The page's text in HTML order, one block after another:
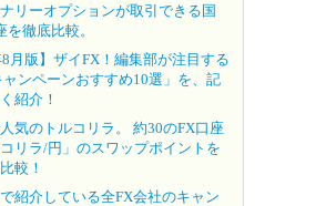
リーオプションが取引できる国
を徹底比較。
8月版】ザイFX！編集部が注目する
ャンペーンおすすめ10選」を、記
紹介！
気のトルコリラ。 約30のFX口座
リラ/円」のスワップポイントを
較！
紹介している全FX会社のキャン